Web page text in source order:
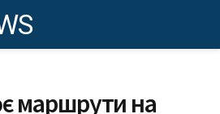
маршрути на